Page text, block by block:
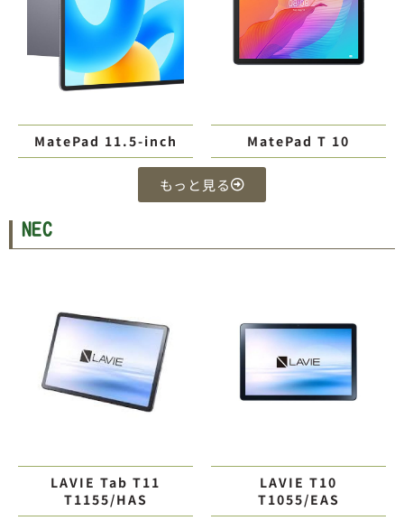
MatePad 11.5-inch MatePad T 10
もっと見る
NEC
LAVIE Tab T11
T1155/HAS
LAVIE T10
T1055/EAS